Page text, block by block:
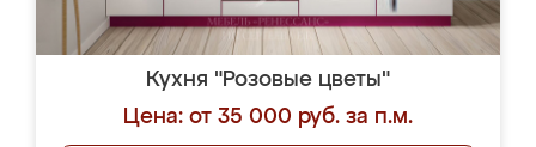
Кухня "Розовые цветы"
Цена: от 35 000 руб. за п.м.